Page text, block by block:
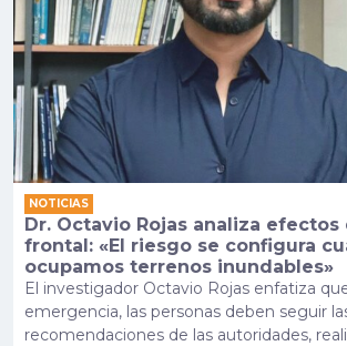
NOTICIAS
Dr. Octavio Rojas analiza
frontal: «El riesgo se configura
ocupamos terrenos inundables»
El investigador Octavio Rojas enfatiza
emergencia, las personas deben seguir
recomendaciones de las autoridades,